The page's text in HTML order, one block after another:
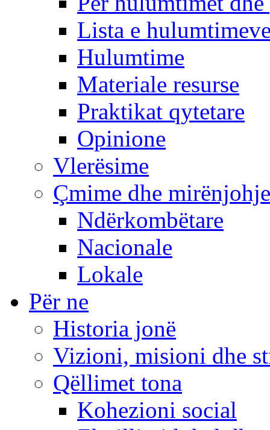
Lista e
Hulumtime
Materiale resurse
Praktikat qytetare
Opinione
Vlerësime
Çmime dhe mirënjohje
Ndërkombëtare
Nacionale
Lokale
Për ne
Historia jonë
Vizioni, misioni dhe
Qëllimet tona
Kohezioni social